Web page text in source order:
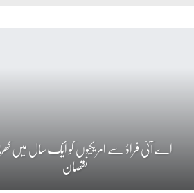
اے آئی فراڈ سے امریکیوں کو ایک سال میں
نقصان